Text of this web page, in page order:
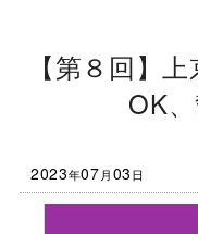
【第８回】
OK
2023年07 月 03 日